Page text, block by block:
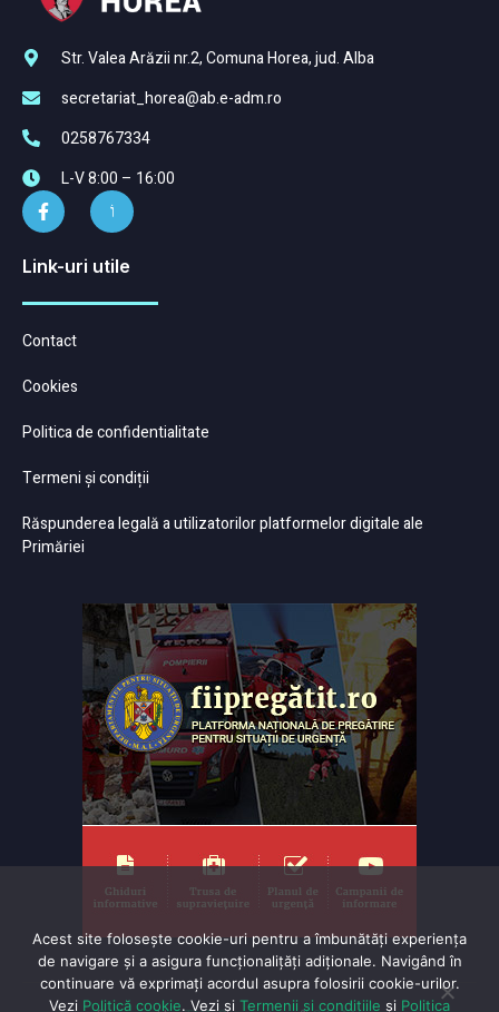
Str. Valea Arăzii nr.2, Comuna Horea, jud. Alba
secretariat_horea@ab.e-adm.ro
0258767334
L-V 8:00 – 16:00
Link-uri utile
Contact
Cookies
Politica de confidentialitate
Termeni și condiții
Răspunderea legală a utilizatorilor platformelor digitale ale
Primăriei
Acest site folosește cookie-uri pentru a îmbunătăți experiența
de navigare și a asigura funcționalițăți adiționale. Navigând în
continuare vă exprimaţi acordul asupra folosirii cookie-urilor.
Vezi Politică cookie. Vezi și Termenii și condițiile și Politica